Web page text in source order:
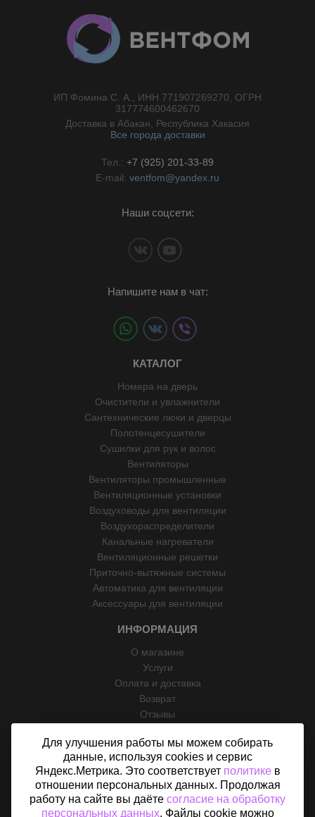
ИП Фомина С. А., ИНН 771907269270, ОГРН
317774600462670
Доставка в Абакан, Республика Хакасия
Все города доставки
Тел.: +7 (925) 201-33-89
E-mail: ventfom@yandex.ru
Наши соцсети:
Напишите нам в чат:
КАТАЛОГ
Номера на дверь
Очистители и увлажнители
Сантехнические люки и дверцы
Полотенцесушители
Сушилки для рук и волос
Вентиляторы
Вентиляторы промышленные
Вентиляционные установки
Воздуховоды для вентиляции
Воздухораспределители
Канальные нагреватели
Вентиляционные решетки
Приточно-вытяжные системы
Автоматика для вентиляции
Аксессуары для вентиляции
ИНФОРМАЦИЯ
О магазине
Услуги
Оплата и доставка
Возврат
Отзывы
Политика конфиденциальности
Согласие на обработку персональных данных
Карта сайта
Для улучшения работы мы можем собирать
данные, используя cookies и сервис
Яндекс.Метрика. Это соответствует политикев
отношении персональных данных. Продолжая
работу на сайте вы даёте согласие на обработку
персональных данных. Файлы cookie можно